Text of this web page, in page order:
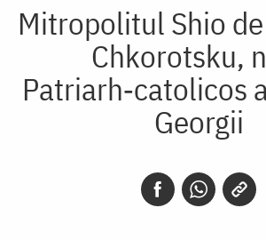
Mitropolitul Shio
Chkorotsku,
Patriarh‑catolicos
Georgii